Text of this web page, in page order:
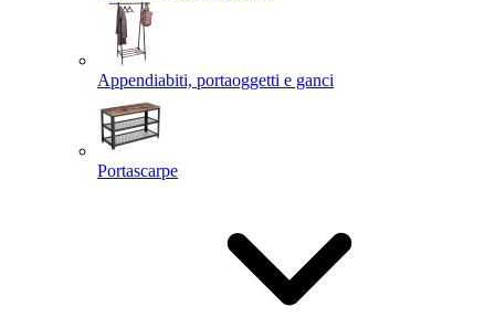
Appendiabiti, portaoggetti e ganci
Portascarpe